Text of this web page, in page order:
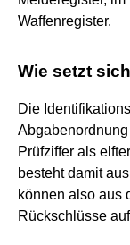
Waffenregister.
Wie setzt
Die
Prüfziffer als
besteht damit
können also aus
Rückschlüsse